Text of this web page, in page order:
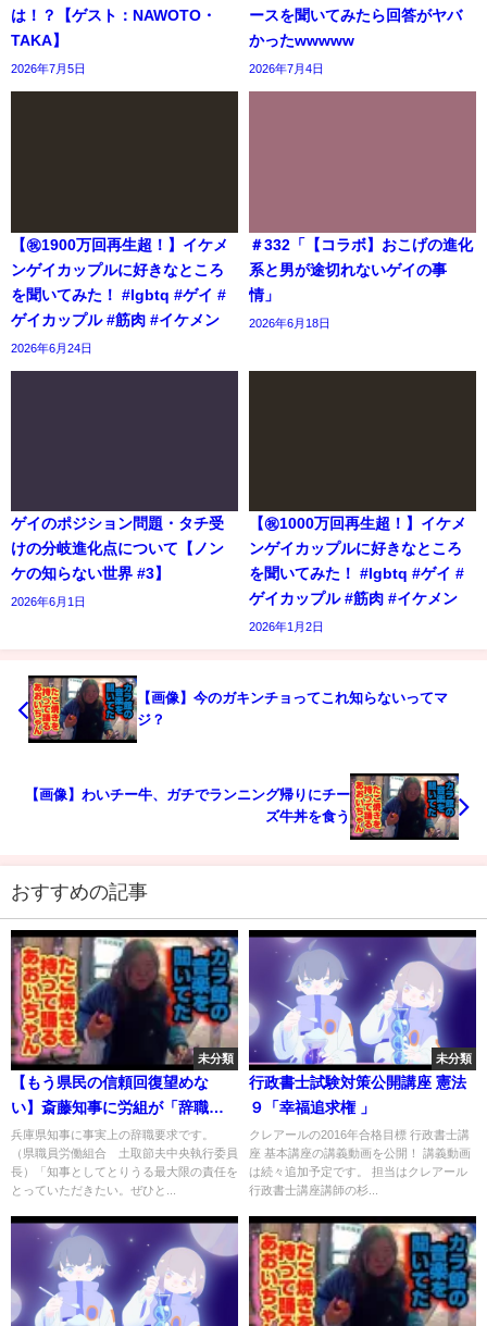
は！？【ゲスト：NAWOTO・
TAKA】
2026年7月5日
ースを聞いてみたら回答がヤバ
かったwwwww
2026年7月4日
【㊗️1900万回再生超！】イケメ
ンゲイカップルに好きなところ
を聞いてみた！ #lgbtq #ゲイ #
ゲイカップル #筋肉 #イケメン
2026年6月24日
＃332「【コラボ】おこげの進化
系と男が途切れないゲイの事
情」
2026年6月18日
ゲイのポジション問題・タチ受
けの分岐進化点について【ノン
ケの知らない世界 #3】
2026年6月1日
【㊗️1000万回再生超！】イケメ
ンゲイカップルに好きなところ
を聞いてみた！ #lgbtq #ゲイ #
ゲイカップル #筋肉 #イケメン
2026年1月2日
【画像】今のガキンチョってこれ知らないってマ
ジ？
【画像】わいチー牛、ガチでランニング帰りにチー
ズ牛丼を食う
おすすめの記事
未分類
【もう県民の信頼回復望めな
い】斎藤知事に労組が「辞職」
要求 しかし知事は辞職「否
定」「信頼関係を再構築それが
私の大きな責任」（2024年7月
兵庫県知事に事実上の辞職要求です。
（県職員労働組合 土取節夫中央執行委員
長）「知事としてとりうる最大限の責任を
とっていただきたい。ぜひと...
未分類
行政書士試験対策公開講座 憲法
９「幸福追求権 」
クレアールの2016年合格目標 行政書士講
座 基本講座の講義動画を公開！ 講義動画
は続々追加予定です。 担当はクレアール
行政書士講座講師の杉...